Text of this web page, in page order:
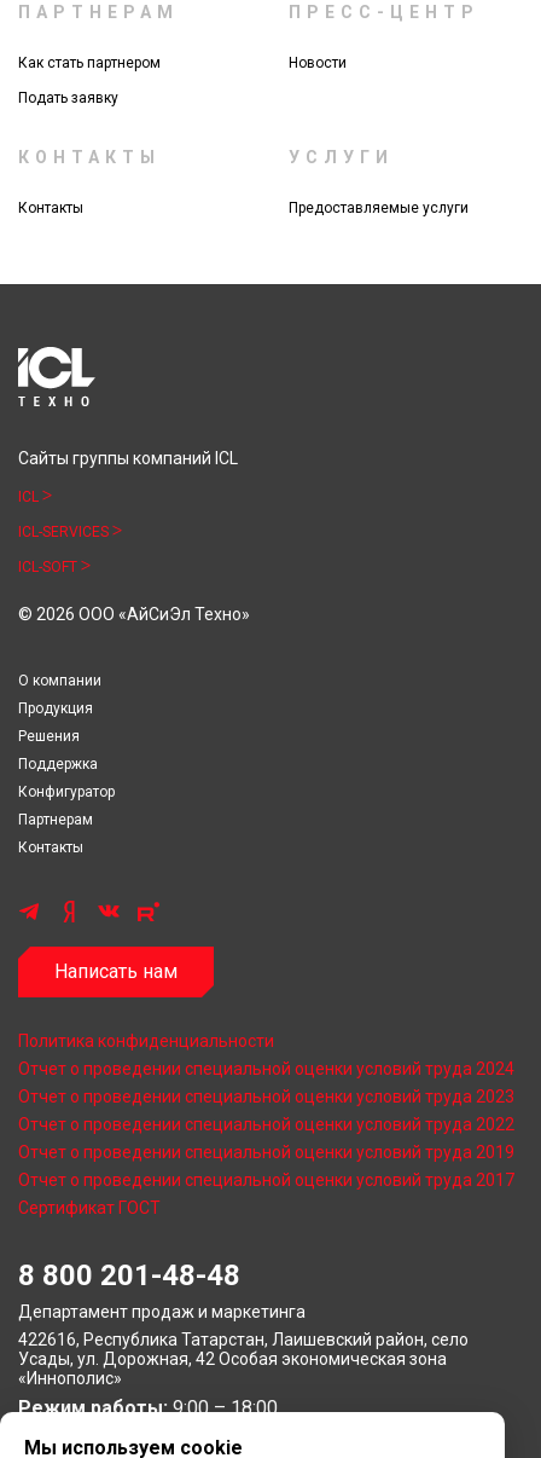
ПАРТНЕРАМ
Как стать партнером
Подать заявку
ПРЕСС-ЦЕНТР
Новости
КОНТАКТЫ
Контакты
УСЛУГИ
Предоставляемые услуги
Сайты группы компаний ICL
ICL
ICL-SERVICES
ICL-SOFT
© 2026 ООО «АйСиЭл Техно»
О компании
Продукция
Решения
Поддержка
Конфигуратор
Партнерам
Контакты
Написать нам
Политика конфиденциальности
Отчет о проведении специальной оценки условий труда 2024
Отчет о проведении специальной оценки условий труда 2023
Отчет о проведении специальной оценки условий труда 2022
Отчет о проведении специальной оценки условий труда 2019
Отчет о проведении специальной оценки условий труда 2017
Сертификат ГОСТ
8 800 201-48-48
Департамент продаж и маркетинга
422616, Республика Татарстан, Лаишевский район, село
Усады, ул. Дорожная, 42 Особая экономическая зона
«Иннополис»
Режим работы:9:00 – 18:00
Московское представительство
Мы используем cookie